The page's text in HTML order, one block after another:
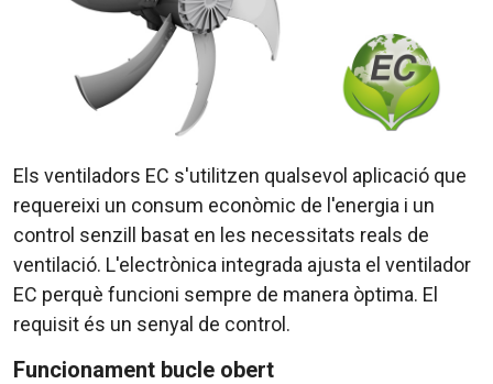
Els ventiladors EC s'utilitzen qualsevol aplicació que
requereixi un consum econòmic de l'energia i un
control senzill basat en les necessitats reals de
ventilació. L'electrònica integrada ajusta el ventilador
EC perquè funcioni sempre de manera òptima. El
requisit és un senyal de control.
Funcionament bucle obert